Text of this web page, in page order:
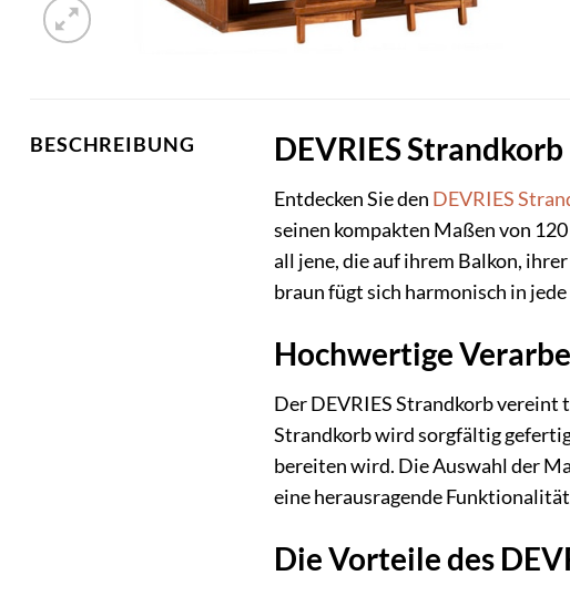
BESCHREIBUNG DEVRIES
Entdecken Sie den DEVRIES
seinen kompakten Maßen von
all jene, die auf ihrem Balkon,
braun fügt sich harmonisch in
Hochwertige
Der DEVRIES Strandkorb
Strandkorb wird sorgfältig
bereiten wird. Die Auswahl der
eine herausragende
Die Vorteile des